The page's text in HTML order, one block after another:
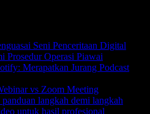
Seni Penceritaan Digital
Prosedur Operasi Piawai
Merapatkan Jurang Podcast
vs Zoom Meeting
langkah demi langkah
untuk hasil profesional